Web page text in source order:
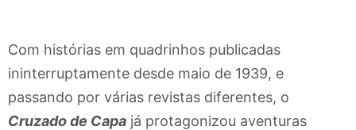
Com histórias em quadrinhos publicadas
ininterruptamente desde maio de 1939, e
passando por várias revistas diferentes, o
Cruzado de Capa já protagonizou aventuras